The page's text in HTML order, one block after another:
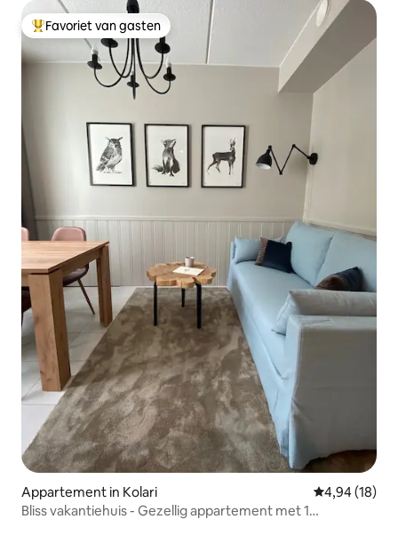
Topfavoriet van gasten
Favoriet van gasten
Appartement in Kolari Gemiddelde
4,94 (18)
Bliss vakantiehuis - Gezellig appartement met 1